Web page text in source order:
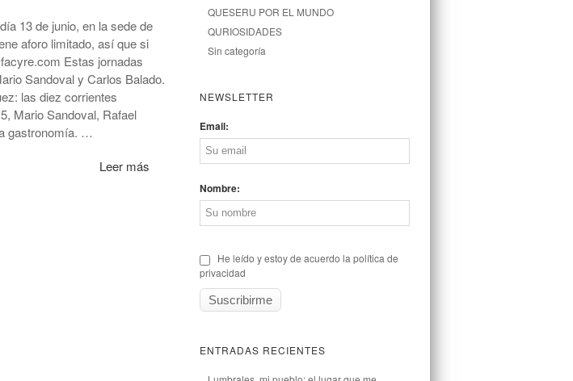
13 de junio, en la sede de
aforo limitado, así que si
Estas jornadas
Sandoval y Carlos Balado.
las diez corrientes
Mario Sandoval, Rafael
gastronomía. …
Leer más
QUESERU POR EL MUNDO
QURIOSIDADES
Sin categoría
NEWSLETTER
Email:
Nombre:
He leído y estoy de acuerdo la política de
privacidad
ENTRADAS RECIENTES